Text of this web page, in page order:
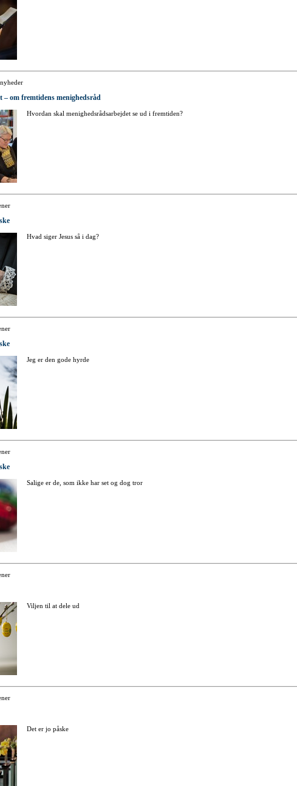
– om fremtidens menighedsråd
Hvordan skal menighedsrådsarbejdet se ud i fremtiden?
Hvad siger Jesus så i dag?
Jeg er den gode hyrde
Salige er de, som ikke har set og dog tror
Viljen til at dele ud
Det er jo påske